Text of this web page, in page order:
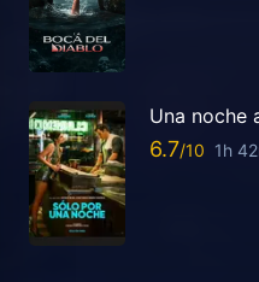
Una noche
6.7 1h